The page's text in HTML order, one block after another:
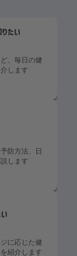
たい
、毎日の健
します
防方法、日
します
に応じた健
紹介します